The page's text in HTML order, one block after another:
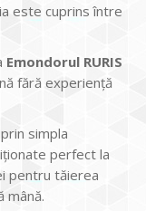
este cuprins între
Emondorul RURIS
fără experienţă
simpla
perfect la
pentru tăierea
mână.